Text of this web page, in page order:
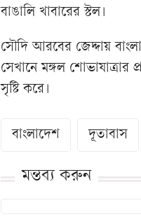
বাঙালি খাবারের স্টল।
সৌদি আরবের জেদ্দায়
সেখানে মঙ্গল
সৃষ্টি করে।
বাংলাদেশ দূতাবাস
মন্তব্য করুন